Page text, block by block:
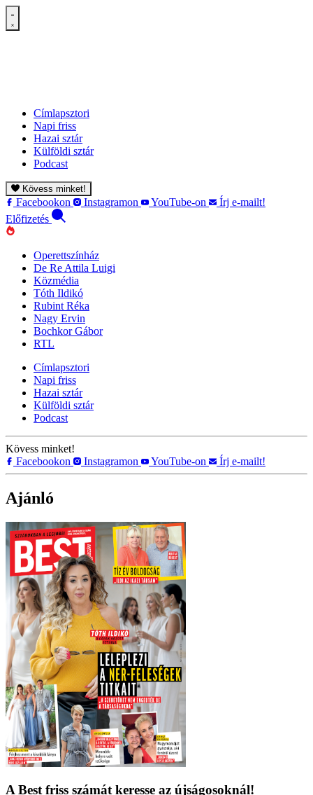
Címlapsztori
Napi friss
Hazai sztár
Külföldi sztár
Podcast
Kövess minket!
Facebookon Instagramon YouTube-on
Írj e-mailt!
Előfizetés
Operettszínház
De Re Attila Luigi
Közmédia
Tóth Ildikó
Rubint Réka
Nagy Ervin
Bochkor Gábor
RTL
Címlapsztori
Napi friss
Hazai sztár
Külföldi sztár
Podcast
Kövess minket!
Facebookon
Instagramon YouTube-on Írj e-mailt!
Ajánló
A Best friss számát keresse az újságosoknál!